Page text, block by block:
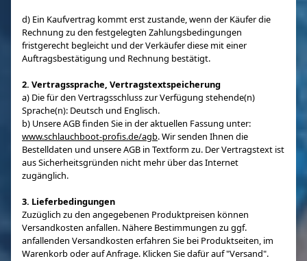
d) Ein Kaufvertrag kommt erst zustande, wenn der Käufer die
Rechnung zu den festgelegten Zahlungsbedingungen
fristgerecht begleicht und der Verkäufer diese mit einer
Auftragsbestätigung und Rechnung bestätigt.
2. Vertragssprache, Vertragstextspeicherung
a) Die für den Vertragsschluss zur Verfügung stehende(n)
Sprache(n): Deutsch und Englisch.
b) Unsere AGB finden Sie in der aktuellen Fassung unter:
www.schlauchboot-profis.de/agb. Wir senden Ihnen die
Bestelldaten und unsere AGB in Textform zu. Der Vertragstext ist
aus Sicherheitsgründen nicht mehr über das Internet
zugänglich.
3. Lieferbedingungen
Zuzüglich zu den angegebenen Produktpreisen können
Versandkosten anfallen. Nähere Bestimmungen zu ggf.
anfallenden Versandkosten erfahren Sie bei Produktseiten, im
Warenkorb oder auf Anfrage. Klicken Sie dafür auf "Versand".